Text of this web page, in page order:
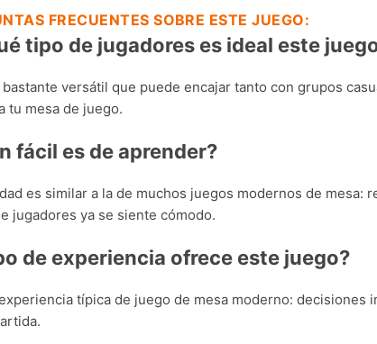
FRECUENTES SOBRE ESTE JUEGO:
tipo de jugadores es ideal este
bastante versátil que puede encajar tanto con grupos
tu mesa de juego.
fácil es de aprender?
es similar a la de muchos juegos modernos de
jugadores ya se siente cómodo.
de experiencia ofrece este juego?
típica de juego de mesa moderno: